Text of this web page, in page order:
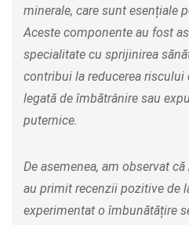
minerale, care sunt esențiale
Aceste componente au fost
specialitate cu sprijinirea
contribui la reducerea riscului
legată de îmbătrânire sau
puternice.
De asemenea, am observat
au primit recenzii pozitive de
experimentat o îmbunătățire